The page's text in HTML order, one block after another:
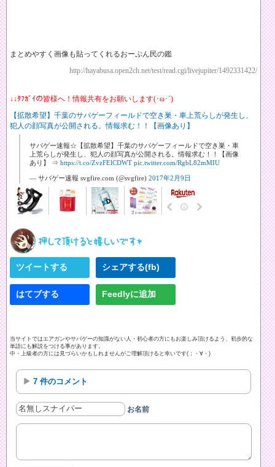
まとめやすく画像も貼ってくれるおーぷん民の鑑
http://hayabusa.open2ch.net/test/read.cgi/livejupiter/1492331422/
↓↓ﾀﾌｶﾞｲの皆様へ！情報共有をお願いします(･ω･´)
【拡散希望】千葉のサバゲーフィールドで空き巣・車上荒らしが発生し、
犯人の顔写真が公開される。情報求む！！【画像あり】
サバゲー速報☆【拡散希望】千葉のサバゲーフィールドで空き巣・車
上荒らしが発生し、犯人の顔写真が公開される。情報求む！！【画像
あり】 ⇒ https://t.co/ZvzFElCDWT pic.twitter.com/RgbL82mMIU
— サバゲー速報 svgfire.com (@svgfire) 2017年2月9日
ツイートする シェアする(fb)
はてブする Feedlyに追加
当サイトではエアガンやサバゲーの知識がない人・初心者の方にもお楽しみ頂けるよう、初歩的な
単語にも解説をつける事があります。
中・上級者の方には見づらいかもしれませんがご理解頂けると幸いです(；・∀・)
7 件のコメント
お名前